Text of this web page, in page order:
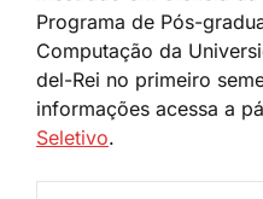
Programa de Pós-
Computação da
del-Rei no primeiro
informações acessa a
Seletivo.